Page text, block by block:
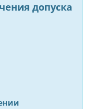
допуска